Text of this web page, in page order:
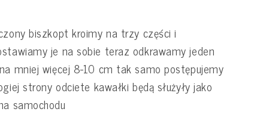
biszkopt kroimy na trzy części i
je na sobie teraz odkrawamy jeden
mniej więcej 8-10 cm tak samo postępujemy
strony odciete kawałki będą służyły jako
samochodu